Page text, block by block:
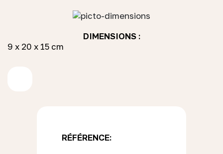
DIMENSIONS :
9 x 20 x 15 cm
RÉFÉRENCE: